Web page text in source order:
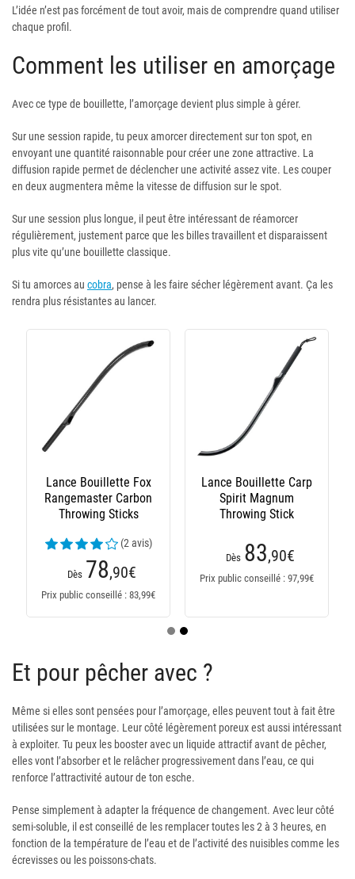
L’idée n’est pas forcément de tout avoir, mais de comprendre quand utiliser
chaque profil.
Comment les utiliser en amorçage
Avec ce type de bouillette, l’amorçage devient plus simple à gérer.
Sur une session rapide, tu peux amorcer directement sur ton spot, en
envoyant une quantité raisonnable pour créer une zone attractive. La
diffusion rapide permet de déclencher une activité assez vite. Les couper
en deux augmentera même la vitesse de diffusion sur le spot.
Sur une session plus longue, il peut être intéressant de réamorcer
régulièrement, justement parce que les billes travaillent et disparaissent
plus vite qu’une bouillette classique.
Si tu amorces au cobra, pense à les faire sécher légèrement avant. Ça les
rendra plus résistantes au lancer.
Lance Bouillette Fox
Rangemaster Carbon
Throwing Sticks
(2 avis)
Dès 78,90€
Prix public conseillé : 83,99€
Lance Bouillette Carp
Spirit Magnum
Throwing Stick
Dès 83,90€
Prix public conseillé : 97,99€
Et pour pêcher avec ?
Même si elles sont pensées pour l’amorçage, elles peuvent tout à fait être
utilisées sur le montage. Leur côté légèrement poreux est aussi intéressant
à exploiter. Tu peux les booster avec un liquide attractif avant de pêcher,
elles vont l’absorber et le relâcher progressivement dans l’eau, ce qui
renforce l’attractivité autour de ton esche.
Pense simplement à adapter la fréquence de changement. Avec leur côté
semi-soluble, il est conseillé de les remplacer toutes les 2 à 3 heures, en
fonction de la température de l’eau et de l’activité des nuisibles comme les
écrevisses ou les poissons-chats.